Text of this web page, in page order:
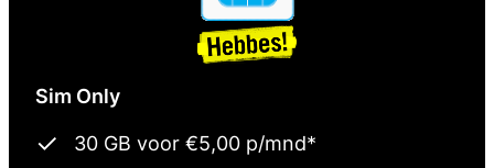
Sim Only
30 GB voor €5,00 p/mnd*